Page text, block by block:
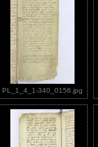
PL_1_4_1-340_0156.jpg